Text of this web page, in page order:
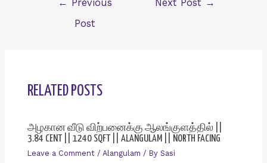
←
Previous
Post
Next Post →
RELATED POSTS
அழகான வீடு விற்பனைக்கு ஆலங்குளத்தில் ||
3.84 CENT || 1240 SQFT || ALANGULAM || NORTH FACING
Leave a Comment / Alangulam / By Sasi